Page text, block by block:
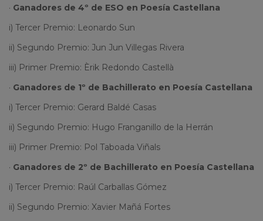
· Ganadores de 4º de ESO en Poesía Castellana
i) Tercer Premio: Leonardo Sun
ii) Segundo Premio: Jun Jun Villegas Rivera
iii) Primer Premio: Èrik Redondo Castellà
· Ganadores de 1º de Bachillerato en Poesía Castellana
i) Tercer Premio: Gerard Baldé Casas
ii) Segundo Premio: Hugo Franganillo de la Herrán
iii) Primer Premio: Pol Taboada Viñals
· Ganadores de 2º de Bachillerato en Poesía Castellana
i) Tercer Premio: Raúl Carballas Gómez
ii) Segundo Premio: Xavier Mañá Fortes